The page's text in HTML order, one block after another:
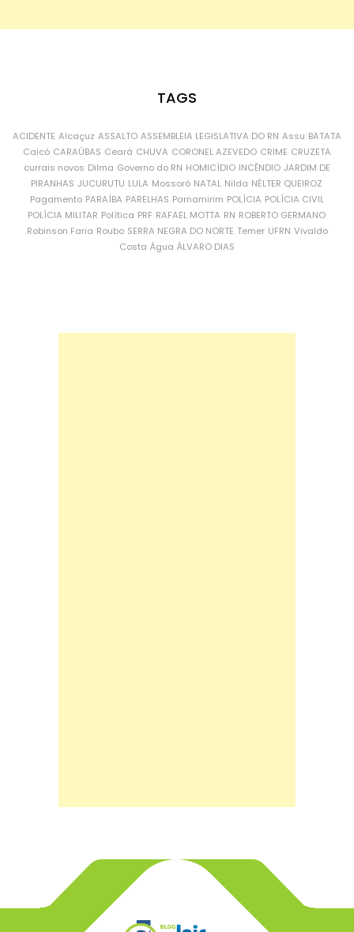
TAGS
ACIDENTE Alcaçuz ASSALTO ASSEMBLEIA LEGISLATIVA DO RN Assu BATATA
Caicó CARAÚBAS Ceará CHUVA CORONEL AZEVEDO CRIME CRUZETA
currais novos Dilma Governo do RN HOMICÍDIO INCÊNDIO JARDIM DE
PIRANHAS JUCURUTU LULA Mossoró NATAL Nilda NÉLTER QUEIROZ
Pagamento PARAÍBA PARELHAS Parnamirim POLÍCIA POLÍCIA CIVIL
POLÍCIA MILITAR Política PRF RAFAEL MOTTA RN ROBERTO GERMANO
Robinson Faria Roubo SERRA NEGRA DO NORTE Temer UFRN Vivaldo
Costa Água ÁLVARO DIAS